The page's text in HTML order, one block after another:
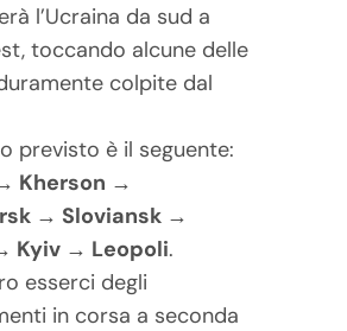
l’Ucraina da sud a
toccando alcune delle
colpite dal
previsto è il seguente:
Kherson →
→ Sloviansk →
Kyiv → Leopoli.
esserci degli
in corsa a seconda